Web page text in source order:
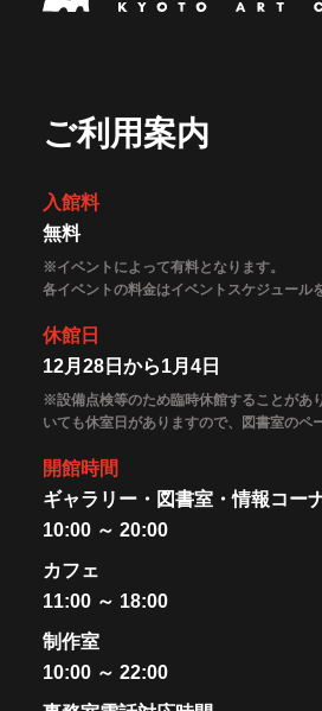
ご利用案内
入館料
無料
※イベントによって有料となります。
各イベントの料金はイベントスケジュール
休館日
12月28日から1月4日
※設備点検等のため臨時休館することがあ
いても休室日がありますので、図書室のペ
開館時間
ギャラリー・図書室・情報コー
10:00 ～ 20:00
カフェ
11:00 ～ 18:00
制作室
10:00 ～ 22:00